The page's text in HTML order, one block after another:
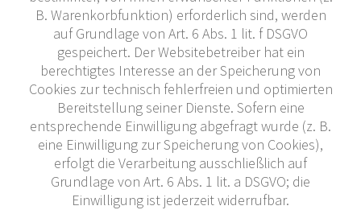
B. Warenkorbfunktion) erforderlich sind, werden
auf Grundlage von Art. 6 Abs. 1 lit. f DSGVO
gespeichert. Der Websitebetreiber hat ein
berechtigtes Interesse an der Speicherung von
Cookies zur technisch fehlerfreien und optimierten
Bereitstellung seiner Dienste. Sofern eine
entsprechende Einwilligung abgefragt wurde (z. B.
eine Einwilligung zur Speicherung von Cookies),
erfolgt die Verarbeitung ausschließlich auf
Grundlage von Art. 6 Abs. 1 lit. a DSGVO; die
Einwilligung ist jederzeit widerrufbar.